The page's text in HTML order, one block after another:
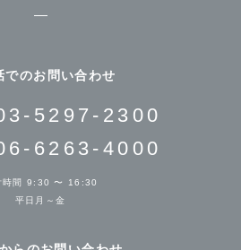
でのお問い合わせ
5297-2300
6263-4000
時間 9:30 〜 16:30
平日月～金